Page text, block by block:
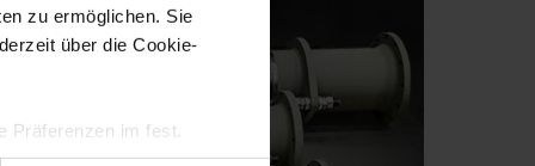
zu ermöglichen. Sie
über die Cookie-
Präferenzen im fest.